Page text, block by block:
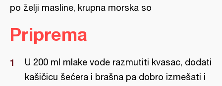
po želji masline, krupna morska so
Priprema
U 200 ml mlake vode razmutiti kvasac, dodati
kašičicu šećera i brašna pa dobro izmešati i